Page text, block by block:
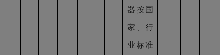
器按国
家、行
业标准